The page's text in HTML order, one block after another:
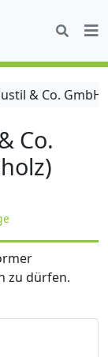
& Co.
Co.
zu dürfen.